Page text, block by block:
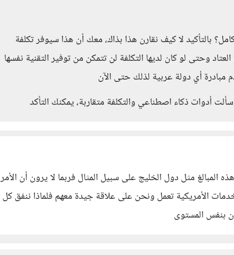
بالتأكيد لا كيف نقارن هذا بذاك، معك أن هذا سيوفر تكلفة
وحتى لو كان لديها التكلفة لن تتمكن من توفير التقنية نفسها
أي دولة عربية لذلك حتى الآن
أدوات ذكاء اصطناعي والتكلفة متقاربة، يمكنك التأكد
المبالغ مثل دول الخليج على سبيل المثال فربما لا يرون أن الأمر
الأمريكية تعمل ونحن على علاقة جيدة معهم فلماذا ننفق كل
بنفس المستوى